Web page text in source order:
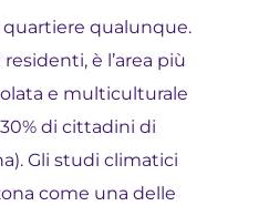
quartiere qualunque.
è l’area più
e multiculturale
di cittadini di
Gli studi climatici
come una delle